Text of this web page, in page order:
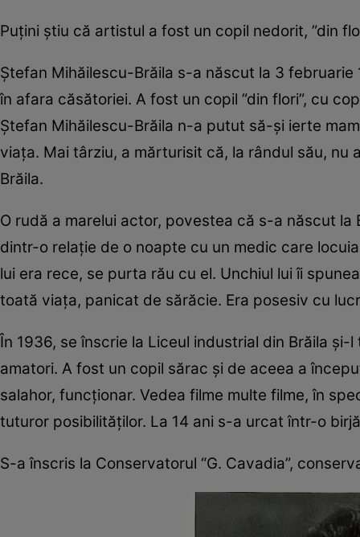
Puțini știu că artistul a fost un copil nedorit, ”din
Ştefan Mihăilescu-Brăila s-a născut la 3
în afara căsătoriei. A fost un copil ”din flori”, cu
Ştefan Mihăilescu-Brăila n-a putut să-şi ierte
viața. Mai târziu, a mărturisit că, la rândul său,
Brăila.
O rudă a marelui actor, povestea că s-a născut
dintr-o relație de o noapte cu un medic care
lui era rece, se purta rău cu el. Unchiul lui îi
toată viaţa, panicat de sărăcie. Era po­sesiv cu
În 1936, se înscrie la Liceul in­dus­trial din Brăila
amatori. A fost un copil sărac şi de aceea a
salahor, funcţionar. Vedea filme multe filme, în
tuturor posibilităților. La 14 ani s-a urcat într-o
S-a înscris la Conservatorul “G. ­Cavadia”,